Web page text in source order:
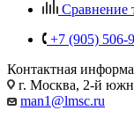
Сравнение
+7 (905) 506-
Контактная
г. Москва, 2-й
man1@lmsc.ru